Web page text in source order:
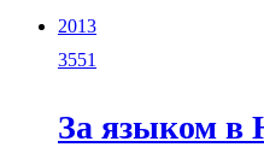
2013
3551
За языком в